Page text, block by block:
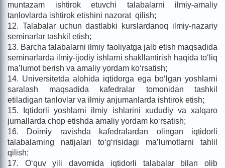
muntazam ishtirok etuvchi talabalarni ilmiy-amaliy
tanlovlarda ishtirok etishini nazorat qilish;
12. Talabalar uchun dastlabki kurslardanoq ilmiy-nazariy
seminarlar tashkil etish;
13. Barcha talabalarni ilmiy faoliyatga jalb etish maqsadida
seminarlarda ilmiy-ijodiy ishlarni shakllantirish haqida to‘liq
ma’lumot berish va amaliy yordam ko‘rsatish;
14. Universitetda alohida iqtidorga ega bo‘lgan yoshlarni
saralash maqsadida kafedralar tomonidan tashkil
etiladigan tanlovlar va ilmiy anjumanlarda ishtirok etish;
15. Iqtidorli yoshlarni ilmiy ishlarini xududiy va xalqaro
jurnallarda chop etishda amaliy yordam ko‘rsatish;
16. Doimiy ravishda kafedralardan olingan iqtidorli
talabalarning natijalari to‘g‘risidagi ma’lumotlarni tahlil
qilish;
17. O‘quv yili davomida iqtidorli talabalar bilan olib